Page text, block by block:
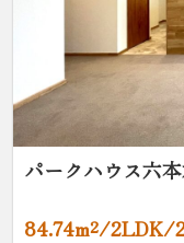
パークハウス六
84.74m²/2LDK/